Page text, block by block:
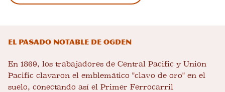
El pasado notable de Ogden
En 1869, los trabajadores de Central Pacific y Union
Pacific clavaron el emblemático "clavo de oro" en el
suelo, conectando así el Primer Ferrocarril